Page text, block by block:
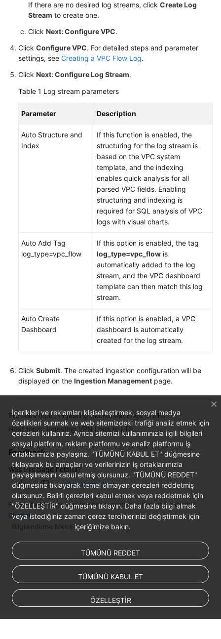
More
Documents
General
Responsibilities
Endpoints
If there are no desired log streams, click Create Log
Stream to create one.
Click Next: Configure VPC.
Click Configure VPC. For detailed steps and parameter
settings, see Creating a VPC Flow Log.
Click Next: Configure Log Stream.
Table 1 Log stream parameters
Parameter Description
Auto Structure and
Index
If this function is enabled, the
structuring for the log stream is
based on the VPC system
template, and the indexing
enables quick analysis for all
parsed VPC fields. Enabling
structuring and indexing is
required for SQL analysis of VPC
logs with visual charts.
Auto Add Tag
log_type=vpc_flow
If this option is enabled, the tag
log_type=vpc_flow is
automatically added to the log
stream, and the VPC dashboard
template can then match this log
stream.
Auto Create
Dashboard
If this option is enabled, a VPC
dashboard is automatically
created for the log stream.
Click Submit. The created ingestion configuration will be
displayed on the Ingestion Management page.
Previous topic: Ingesting SecMaster Logs to LTS
Next topic: Ingesting VPN Logs to LTS
Feedback
Was this page helpful?
Provide feedback
For any further questions, feel free to contact us through the chatbot.
Chatbot
İçerikleri ve reklamları kişiselleştirmek, sosyal medya
özellikleri sunmak ve web sitemizdeki trafiği analiz etmek için
çerezleri kullanırız. Ayrıca sitemizi kullanımınızla ilgili bilgileri
sosyal platform, reklam platformu ve analiz platformu iş
ortaklarımızla paylaşırız. "TÜMÜNÜ KABUL ET" düğmesine
tıklayarak bu amaçları ve verilerinizin iş ortaklarımızla
paylaşılmasını kabul etmiş olursunuz. "TÜMÜNÜ REDDET"
düğmesine tıklayarak temel olmayan çerezleri reddetmiş
olursunuz. Belirli çerezleri kabul etmek veya reddetmek için
"ÖZELLEŞTİR" düğmesine tıklayın. Daha fazla bilgi almak
veya istediğiniz zaman çerez tercihlerinizi değiştirmek için
Bilgilendirme Metni içeriğimize bakın.
TÜMÜNÜ REDDET
TÜMÜNÜ KABUL ET
ÖZELLEŞTİR